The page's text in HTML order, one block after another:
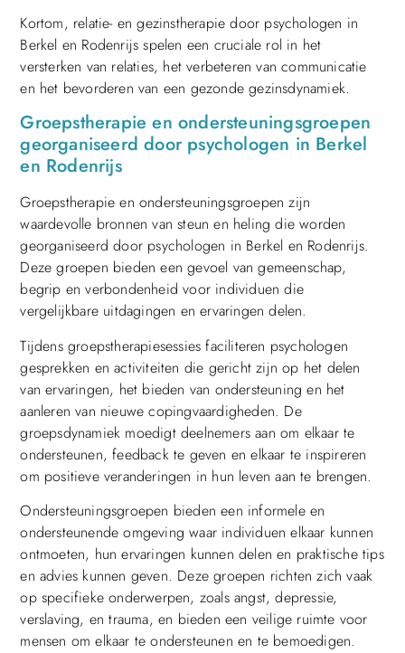
Kortom, relatie- en gezinstherapie door psychologen in
Berkel en Rodenrijs spelen een cruciale rol in het
versterken van relaties, het verbeteren van communicatie
en het bevorderen van een gezonde gezinsdynamiek.
Groepstherapie en ondersteuningsgroepen
georganiseerd door psychologen in Berkel
en Rodenrijs
Groepstherapie en ondersteuningsgroepen zijn
waardevolle bronnen van steun en heling die worden
georganiseerd door psychologen in Berkel en Rodenrijs.
Deze groepen bieden een gevoel van gemeenschap,
begrip en verbondenheid voor individuen die
vergelijkbare uitdagingen en ervaringen delen.
Tijdens groepstherapiesessies faciliteren psychologen
gesprekken en activiteiten die gericht zijn op het delen
van ervaringen, het bieden van ondersteuning en het
aanleren van nieuwe copingvaardigheden. De
groepsdynamiek moedigt deelnemers aan om elkaar te
ondersteunen, feedback te geven en elkaar te inspireren
om positieve veranderingen in hun leven aan te brengen.
Ondersteuningsgroepen bieden een informele en
ondersteunende omgeving waar individuen elkaar kunnen
ontmoeten, hun ervaringen kunnen delen en praktische tips
en advies kunnen geven. Deze groepen richten zich vaak
op specifieke onderwerpen, zoals angst, depressie,
verslaving, en trauma, en bieden een veilige ruimte voor
mensen om elkaar te ondersteunen en te bemoedigen.